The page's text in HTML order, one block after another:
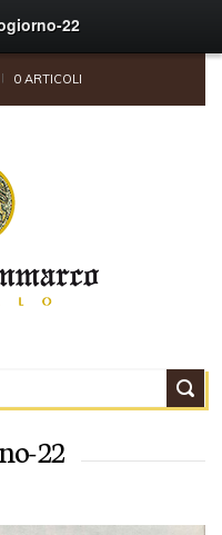
22
0 ARTICOLI
22